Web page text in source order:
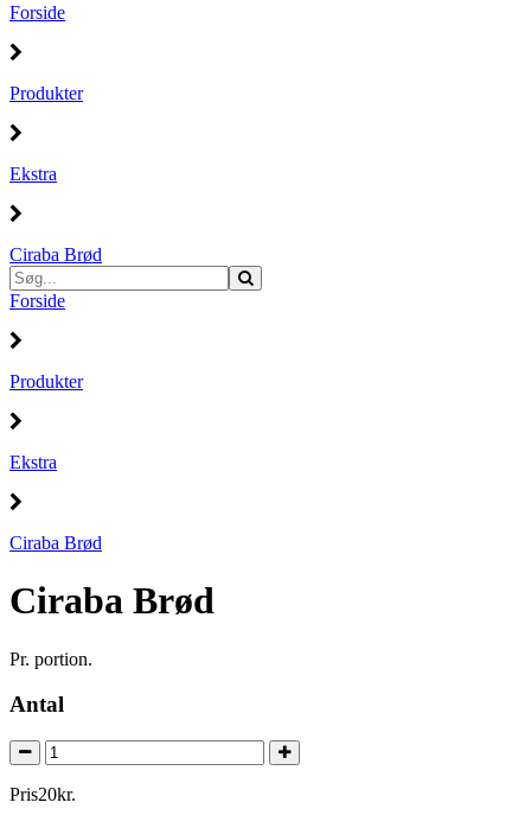
Forside
Produkter
Ekstra
Ciraba Brød
Forside
Produkter
Ekstra
Ciraba Brød
Ciraba Brød
Pr. portion.
Antal
Pris20kr.